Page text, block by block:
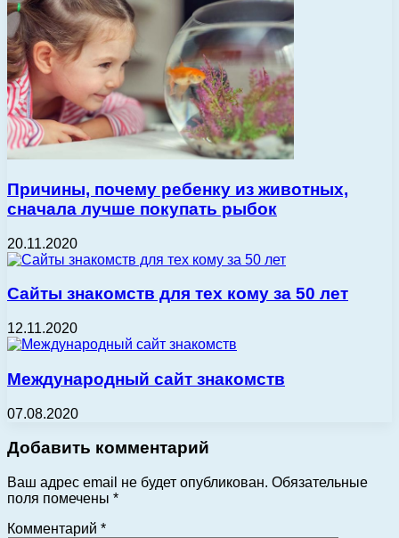
Причины, почему ребенку из животных,
сначала лучше покупать рыбок
20.11.2020
Сайты знакомств для тех кому за 50 лет
12.11.2020
Международный сайт знакомств
07.08.2020
Добавить комментарий
Ваш адрес email не будет опубликован. Обязательные
поля помечены *
Комментарий *